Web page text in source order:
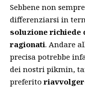
Sebbene non
differenziarsi in
soluzione richiede
ragionati. Andare
precisa potrebbe
dei nostri pikmin,
preferito